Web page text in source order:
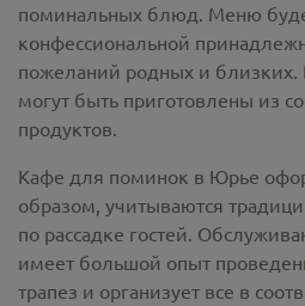
поминальных блюд. Меню
конфессиональной
пожеланий родных и близких.
могут быть приготовлены из
продуктов.
Кафе для поминок в Юрье
образом, учитываются
по рассадке гостей.
имеет большой опыт
трапез и организует все в